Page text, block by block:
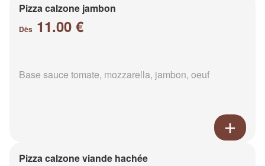
Pizza calzone jambon
Dès 11.00 €
Base sauce tomate, mozzarella, jambon, oeuf
Pizza calzone viande hachée